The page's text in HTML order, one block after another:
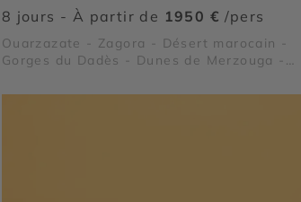
8 jours - À partir de 1950 € /pers
Ouarzazate - Zagora - Désert marocain -
Gorges du Dadès - Dunes de Merzouga -
Vallée du Drâa - Vallée des roses - Sahara